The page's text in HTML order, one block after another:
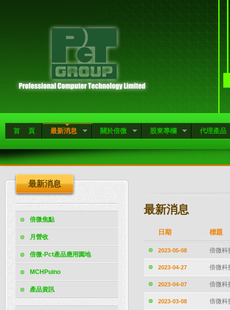
首 頁 最新消息 關於倍微 股東專欄 代理產品
最新消息
倍微焦點
月營收
倍微-Pct產品應用園地
MCHPuino
產品資訊
最新消息
日期 標題
2023-05-08 倍微科
2023-04-27 倍微科
2023-04-07 倍微科
2023-03-08 倍微科